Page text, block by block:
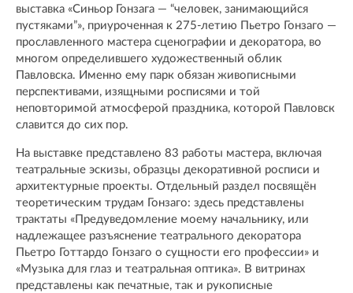
выставка «Синьор Гонзага — “человек, занимающийся
пустяками”», приуроченная к 275-летию Пьетро Гонзаго —
прославленного мастера сценографии и декоратора, во
многом определившего художественный облик
Павловска. Именно ему парк обязан живописными
перспективами, изящными росписями и той
неповторимой атмосферой праздника, которой Павловск
славится до сих пор.
На выставке представлено 83 работы мастера, включая
театральные эскизы, образцы декоративной росписи и
архитектурные проекты. Отдельный раздел посвящён
теоретическим трудам Гонзаго: здесь представлены
трактаты «Предуведомление моему начальнику, или
надлежащее разъяснение театрального декоратора
Пьетро Готтардо Гонзаго о сущности его профессии» и
«Музыка для глаз и театральная оптика». В витринах
представлены как печатные, так и рукописные